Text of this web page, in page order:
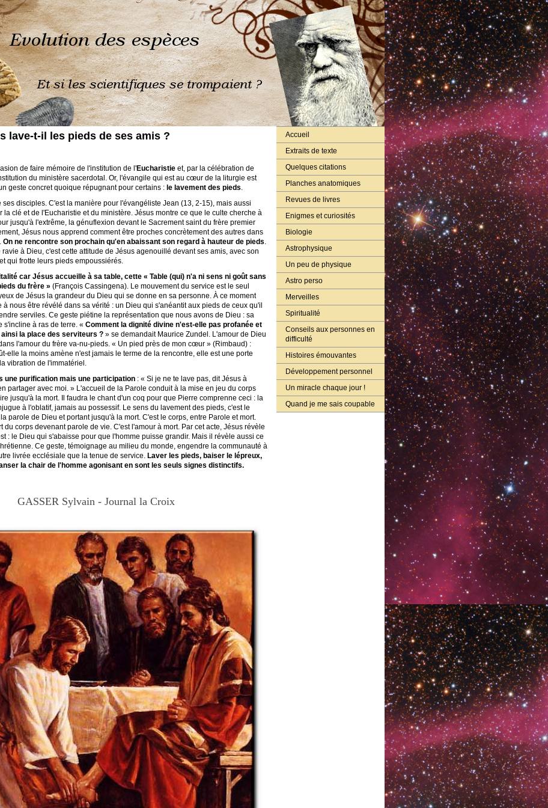
Accueil
Extraits de texte
Quelques citations
Planches anatomiques
Revues de livres
Enigmes et curiosités
Biologie
Astrophysique
Un peu de physique
Astro perso
Merveilles
Spiritualité
Conseils aux personnes en
difficulté
Histoires émouvantes
Développement personnel
Un miracle chaque jour !
Quand je me sais coupable
lave-t-il les pieds de ses amis ?
de faire mémoire de l'institution de l'Eucharistie et, par la célébration de
du ministère sacerdotal. Or, l'évangile qui est au cœur de la liturgie est
geste concret quoique répugnant pour certains : le lavement des pieds.
disciples. C'est la manière pour l'évangéliste Jean (13, 2-15), mais aussi
la clé et de l'Eucharistie et du ministère. Jésus montre ce que le culte cherche à
jusqu'à l'extrême, la génuflexion devant le Sacrement saint du frère premier
Jésus nous apprend comment être proches concrètement des autres dans
On ne rencontre son prochain qu'en abaissant son regard à hauteur de pieds.
ravie à Dieu, c'est cette attitude de Jésus agenouillé devant ses amis, avec son
qui frotte leurs pieds empoussiérés.
car Jésus accueille à sa table, cette « Table (qui) n'a ni sens ni goût sans
du frère » (François Cassingena). Le mouvement du service est le seul
de Jésus la grandeur du Dieu qui se donne en sa personne. À ce moment
à nous être révélé dans sa vérité : un Dieu qui s'anéantit aux pieds de ceux qu'il
serviles. Ce geste piétine la représentation que nous avons de Dieu : sa
s'incline à ras de terre. « Comment la dignité divine n'est-elle pas profanée et
ainsi la place des serviteurs ? » se demandait Maurice Zundel. L'amour de Dieu
l'amour du frère va-nu-pieds. « Un pied près de mon cœur » (Rimbaud) :
elle la moins amène n'est jamais le terme de la rencontre, elle est une porte
vibration de l'immatériel.
une purification mais une participation : « Si je ne te lave pas, dit Jésus à
partager avec moi. » L'accueil de la Parole conduit à la mise en jeu du corps
jusqu'à la mort. Il faudra le chant d'un coq pour que Pierre comprenne ceci : la
à l'oblatif, jamais au possessif. Le sens du lavement des pieds, c'est le
parole de Dieu et portant jusqu'à la mort. C'est le corps, entre Parole et mort.
du corps devenant parole de vie. C'est l'amour à mort. Par cet acte, Jésus révèle
: le Dieu qui s'abaisse pour que l'homme puisse grandir. Mais il révèle aussi ce
Ce geste, témoignage au milieu du monde, engendre la communauté à
livrée ecclésiale que la tenue de service. Laver les pieds, baiser le lépreux,
la chair de l'homme agonisant en sont les seuls signes distinctifs.
GASSER Sylvain - Journal la Croix